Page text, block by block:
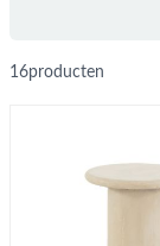
16producten